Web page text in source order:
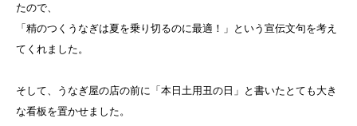
たので、
「精のつくうなぎは夏を乗り切るのに最適！」という宣伝文句を考え
てくれました。
そして、うなぎ屋の店の前に「本日土用丑の日」と書いたとても大き
な看板を置かせました。